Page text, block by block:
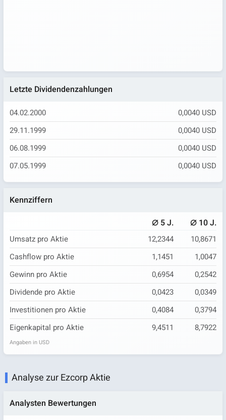
Letzte Dividendenzahlungen
04.02.2000
0,0040 USD
29.11.1999
0,0040 USD
06.08.1999
0,0040 USD
07.05.1999
0,0040 USD
Kennziffern
⌀ 5 J. ⌀ 10 J.
Umsatz pro Aktie 12,2344
10,8671
Cashflow pro Aktie
1,1451
1,0047
Gewinn pro Aktie
0,6954
0,2542
Dividende pro Aktie
0,0423
0,0349
Investitionen pro Aktie
0,4084
0,3794
Eigenkapital pro Aktie
9,4511 8,7922
Angaben in USD
Analyse zur Ezcorp Aktie
Analysten Bewertungen